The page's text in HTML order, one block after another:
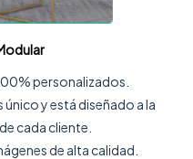
personalizados.
y está diseñado a la
cada cliente.
de alta calidad.